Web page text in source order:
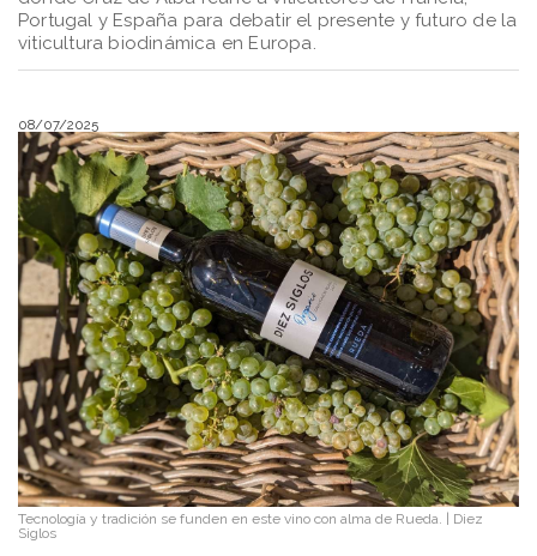
Portugal y España para debatir el presente y futuro de la
viticultura biodinámica en Europa.
08/07/2025
Tecnología y tradición se funden en este vino con alma de Rueda.
Diez
Siglos